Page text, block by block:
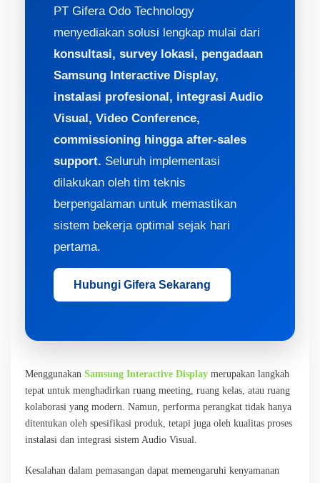
PT Gifera Odo Technology
menyediakan solusi lengkap mulai dari
konsultasi, survey lokasi, pengadaan
Samsung Interactive Display,
instalasi profesional, integrasi Audio
Visual, Video Conference,
commissioning hingga after-sales
support. Seluruh implementasi
dilakukan oleh tim teknis
berpengalaman untuk memastikan
sistem bekerja optimal sejak hari
pertama.
Hubungi Gifera Sekarang
Menggunakan Samsung Interactive Display merupakan langkah
tepat untuk menghadirkan ruang meeting, ruang kelas, atau ruang
kolaborasi yang modern. Namun, performa perangkat tidak hanya
ditentukan oleh spesifikasi produk, tetapi juga oleh kualitas proses
instalasi dan integrasi sistem Audio Visual.
Kesalahan dalam pemasangan dapat memengaruhi kenyamanan